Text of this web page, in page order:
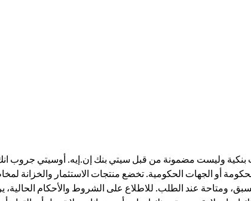
بنكية وليست مضمونة من قبل سيتي بنك إن.إيه. أوسيتي جروب
أو الجهات الحكومية. تخضع منتجات الاستثمار والخزانة
عند الطلب. للاطلاع على الشروط والأحكام الحالية،